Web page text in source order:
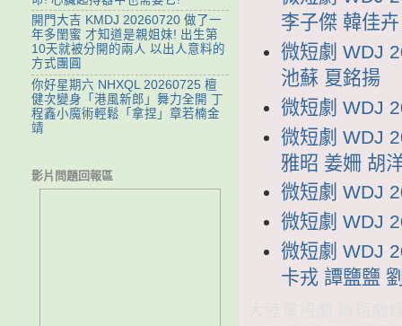
李子傑 韓佳卉
微短劇 WDJ
池蘇 夏銘揚
微短劇 WDJ
微短劇 WDJ
雅昭 姜姍 胡
微短劇 WDJ
微短劇 WDJ
微短劇 WDJ
卡戎 譚鹽鹽
開門大吉 KMDJ 20260720 做了一
年多閨蜜 才知道是親姐妹! 出生第
10天就被分開的兩人 以出人意料的
方式團圓
你好星期六 NHXQL 20260725 檀
健次變身「港風新郎」舞力全開 丁
程鑫小魔術輕鬆「拿捏」章若楠金
靖
影片問題回報區